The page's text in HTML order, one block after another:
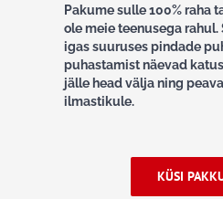
Pakume sulle 100% raha
ole meie teenusega
igas suuruses pindade
puhastamist näevad
jälle head välja ning
ilmastikule.
KÜSI